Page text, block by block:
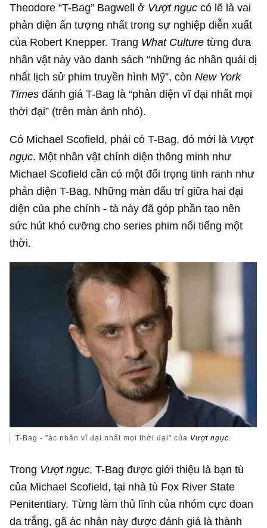
Theodore “T-Bag” Bagwell ở Vượt ngục có lẽ là vai
phản diện ấn tượng nhất trong sự nghiệp diễn xuất
của Robert Knepper. Trang What Culture từng đưa
nhân vật này vào danh sách “những ác nhân quái dị
nhất lịch sử phim truyền hình Mỹ”, cònNew York
Timesđánh giá T-Bag là “phản diện vĩ đại nhất mọi
thời đại” (trên màn ảnh nhỏ).
Có Michael Scofield, phải có T-Bag, đó mới là Vượt
ngục. Một nhân vật chính diện thông minh như
Michael Scofield cần có một đối trọng tinh ranh như
phản diện T-Bag. Những màn đấu trí giữa hai đại
diện của phe chính - tà này đã góp phần tạo nên
sức hút khó cưỡng cho series phim nổi tiếng một
thời.
T-Bag - "ác nhân vĩ đại nhất mọi thời đại" của Vượt ngục.
Trong Vượt ngục, T-Bag được giới thiệu là bạn tù
của Michael Scofield, tại nhà tù Fox River State
Penitentiary. Từng làm thủ lĩnh của nhóm cực đoan
da trắng, gã ác nhân này được đánh giá là thành